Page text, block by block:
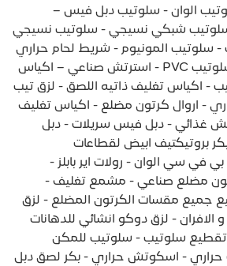
الوان - سلوتيب دبل فيس –
شبكي نسيجي - سلوتيب نسيجي
سلوتيب المونيوم - شريط لحام حراري
- شيكرتون كهربي - سلوتيب PVC - استرتش صناعي – اكياس
- اكياس تغليف ذاتيه اللصق - لزق تيب
- اروال كرتون مضلع - اكياس تغليف
غذائي - دبل فيس سريلات - دبل
بروتيكتيف ابيض لقطاعات
في سي الوان - رولات اير بابلز -
مضلع صناعي - مشمع تغليف -
جميع مقسات الكرتون المضلع - لزق
الافران - لزق دوكو انشائي للدهانات
تقطيع سلوتيب - سلوتيب للمكن
حراري - اسكوتش حراري - بكر لصق دبل